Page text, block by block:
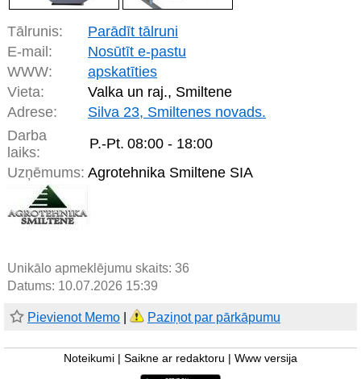
Tālrunis:
Parādīt tālruni
E-mail:
Nosūtīt e-pastu
WWW:
apskatīties
Vieta:
Valka un raj., Smiltene
Adrese:
Silva 23, Smiltenes novads.
Darba
laiks:
P.-Pt. 08:00 - 18:00
Uzņēmums: Agrotehnika Smiltene SIA
Unikālo apmeklējumu skaits: 36
Datums: 10.07.2026 15:39
Pievienot Memo Paziņot par pārkāpumu
Noteikumi Saikne ar redaktoru Www versija